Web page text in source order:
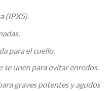
(IPX5).
para el cuello.
unen para evitar enredos.
graves potentes y agudos